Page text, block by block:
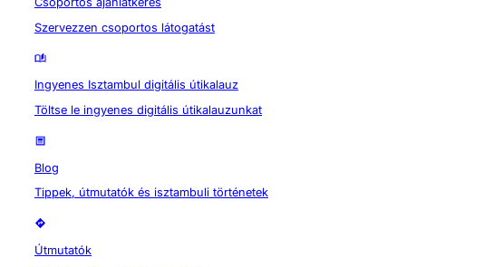
Szervezzen csoportos látogatást
Ingyenes Isztambul digitális útikalauz
Töltse le ingyenes digitális útikalauzunkat
Blog
Tippek, útmutatók és isztambuli történetek
Útmutatók